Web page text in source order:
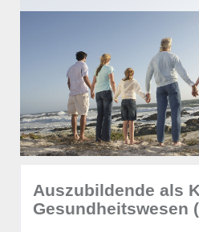
Auszubildende als
Gesundheitswesen